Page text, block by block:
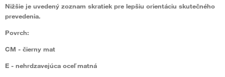
Nižšie je uvedený zoznam skratiek pre lepšiu orientáciu skutečného
prevedenia.
Povrch:
CM - čierny mat
E - nehrdzavejúca oceľ matná